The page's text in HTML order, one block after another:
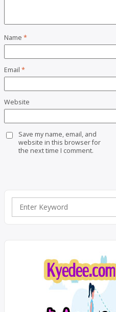
Name *
Email *
Website
Save my name, email, and
website in this browser for
the next time I comment.
Search